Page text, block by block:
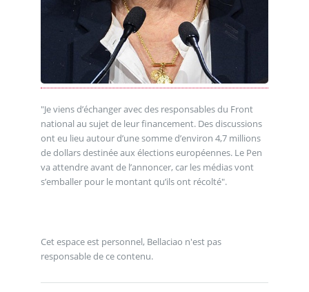
"Je viens d’échanger avec des responsables du Front
national au sujet de leur financement. Des discussions
ont eu lieu autour d’une somme d’environ 4,7 millions
de dollars destinée aux élections européennes. Le Pen
va attendre avant de l’annoncer, car les médias vont
s’emballer pour le montant qu’ils ont récolté".
Cet espace est personnel, Bellaciao n'est pas
responsable de ce contenu.